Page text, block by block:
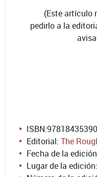
(Este artículo
pedirlo a la
ISBN:
Editorial: The
Fecha de la
Lugar de la